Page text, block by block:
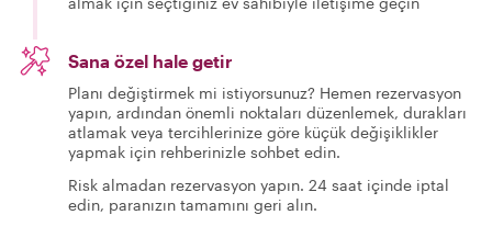
Sana özel hale getir
Planı değiştirmek mi istiyorsunuz? Hemen rezervasyon
yapın, ardından önemli noktaları düzenlemek, durakları
atlamak veya tercihlerinize göre küçük değişiklikler
yapmak için rehberinizle sohbet edin.
Risk almadan rezervasyon yapın. 24 saat içinde iptal
edin, paranızın tamamını geri alın.